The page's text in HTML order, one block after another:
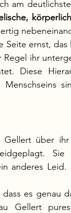
am
ernst,
ihr
Diese
über
anderes
es genau
Gellert pures